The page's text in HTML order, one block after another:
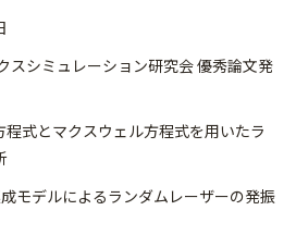
スシミュレーション研究会 優秀論文発
程式とマクスウェル方程式を用いたラ
よるランダムレーザーの発振